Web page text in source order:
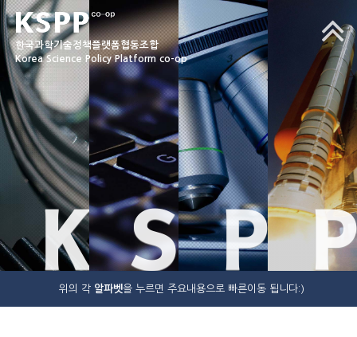
한국과학기술정책플랫폼협동조합
Korea Science Policy Platform co-op
K S P P
위의 각 알파벳을 누르면 주요내용으로 빠른이동 됩니다:)